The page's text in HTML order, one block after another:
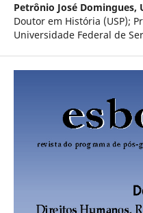
Petrônio José Domingues,
Doutor em História (USP);
Universidade Federal de